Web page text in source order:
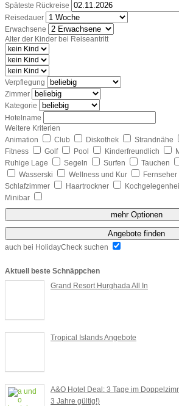
Späteste Rückreise
Reisedauer
Erwachsene
Alter der Kinder bei Reiseantritt
Verpflegung
Zimmer
Kategorie
Hotelname
Weitere Kriterien
Animation
Club Diskothek Strandnähe
Fitness
Golf Pool Kinderfreundlich
Ruhige Lage
Segeln Surfen Tauchen
Wasserski
Wellness und Kur Fernseher
Schlafzimmer
Haartrockner
Minibar
mehr Optionen
Angebote finden
auch bei HolidayCheck suchen
Aktuell beste Schnäppchen
Grand Resort Hurghada All In
Tropical Islands Angebote
A&O Hotel Deal: 3 Tage im
3 Jahre gültig!)